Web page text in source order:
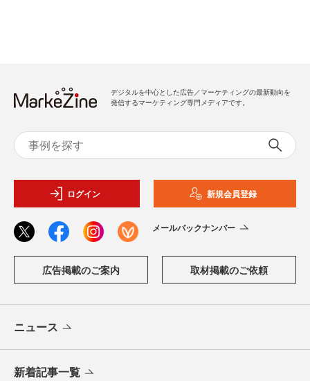
デジタルを中心とした広告／マーケティングの最新動向を
発信するマーケティング専門メディアです。
ログイン 新規会員登録
メールバックナンバー
広告掲載のご案内 取材掲載のご依頼
ニュース
新着記事一覧